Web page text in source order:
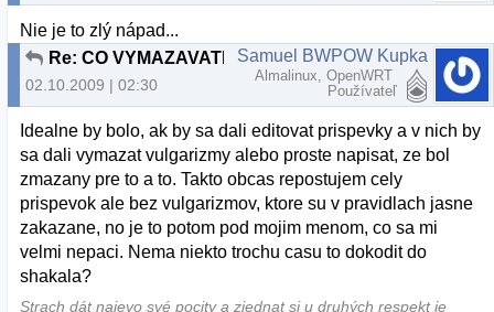
Nie je to zlý nápad...
Re: CO VYMAZAVATE ODPOVEDE TY DEBILNY ADMIN ???
02.10.2009 | 02:30
Samuel BWPOW Kupka
Almalinux, OpenWRT
Používateľ
Idealne by bolo, ak by sa dali editovat prispevky a v nich by
sa dali vymazat vulgarizmy alebo proste napisat, ze bol
zmazany pre to a to. Takto obcas repostujem cely
prispevok ale bez vulgarizmov, ktore su v pravidlach jasne
zakazane, no je to potom pod mojim menom, co sa mi
velmi nepaci. Nema niekto trochu casu to dokodit do
shakala?
Strach dát najevo své pocity a zjednat si u druhých respekt je